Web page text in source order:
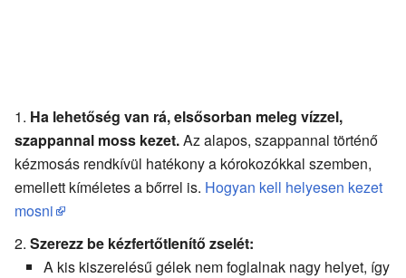
Ha lehetőség van rá, elsősorban meleg vízzel,
szappannal moss kezet.Az alapos, szappannal történő
kézmosás rendkívül hatékony a kórokozókkal szemben,
emellett kíméletes a bőrrel is. Hogyan kell helyesen kezet
mosni
Szerezz be kézfertőtlenítő zselét:
A kis kiszerelésű gélek nem foglalnak nagy helyet, így